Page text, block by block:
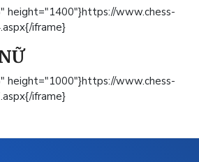
height="1400"}https://www.chess-
iframe}
height="1000"}https://www.chess-
iframe}